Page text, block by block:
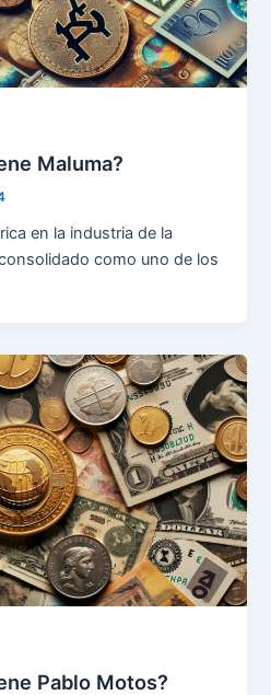
Maluma?
en la industria de la
como uno de los
Pablo Motos?